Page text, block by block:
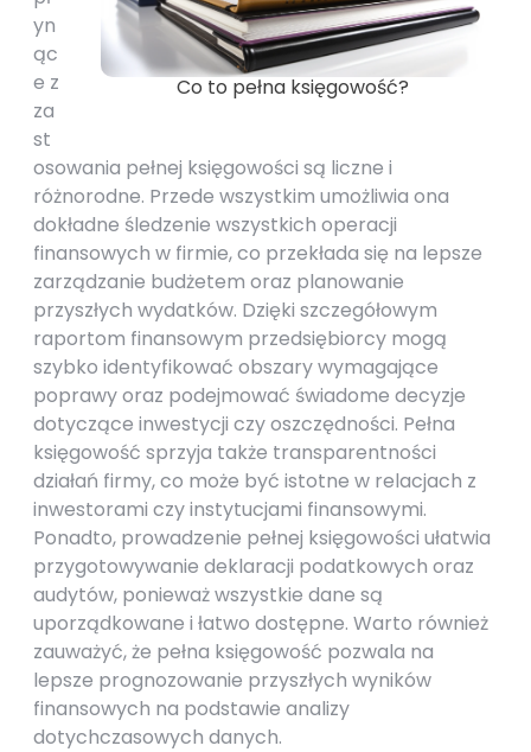
Co to pełna księgowość?
yn
ąc
e z
za
st
osowania pełnej księgowości są liczne i
różnorodne. Przede wszystkim umożliwia ona
dokładne śledzenie wszystkich operacji
finansowych w firmie, co przekłada się na lepsze
zarządzanie budżetem oraz planowanie
przyszłych wydatków. Dzięki szczegółowym
raportom finansowym przedsiębiorcy mogą
szybko identyfikować obszary wymagające
poprawy oraz podejmować świadome decyzje
dotyczące inwestycji czy oszczędności. Pełna
księgowość sprzyja także transparentności
działań firmy, co może być istotne w relacjach z
inwestorami czy instytucjami finansowymi.
Ponadto, prowadzenie pełnej księgowości ułatwia
przygotowywanie deklaracji podatkowych oraz
audytów, ponieważ wszystkie dane są
uporządkowane i łatwo dostępne. Warto również
zauważyć, że pełna księgowość pozwala na
lepsze prognozowanie przyszłych wyników
finansowych na podstawie analizy
dotychczasowych danych.